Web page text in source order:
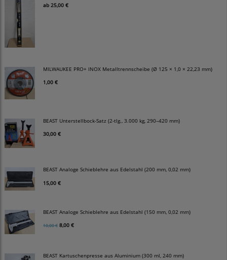
ab 25,00 €
MILWAUKEE PRO+ INOX Metalltrennscheibe (Ø 125 × 1,0 × 22,23 mm)
1,00 €
BEAST Unterstellbock-Satz (2-tlg., 3.000 kg, 290–420 mm)
30,00 €
BEAST Analoge Schieblehre aus Edelstahl (200 mm, 0,02 mm)
15,00 €
BEAST Analoge Schieblehre aus Edelstahl (150 mm, 0,02 mm)
10,00 € 8,00 €
BEAST Kartuschenpresse aus Aluminium (300 ml, 240 mm)